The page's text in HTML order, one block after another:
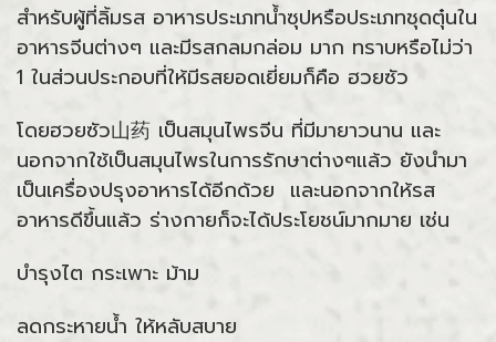
สำหรับผู้ที่ลิ้มรส อาหารประเภทน้ำซุปหรือประเภทชุดตุ๋นใน
อาหารจีนต่างๆ และมีรสกลมกล่อม มาก ทราบหรือไม่ว่า
1 ในส่วนประกอบที่ให้มีรสยอดเยี่ยมก็คือ ฮวยซัว
โดยฮวยซัว山药 เป็นสมุนไพรจีน ที่มีมายาวนาน และ
นอกจากใช้เป็นสมุนไพรในการรักษาต่างๆแล้ว ยังนำมา
เป็นเครื่องปรุงอาหารได้อีกด้วย และนอกจากให้รส
อาหารดีขึ้นแล้ว ร่างกายก็จะได้ประโยชน์มากมาย เช่น
บำรุงไต กระเพาะ ม้าม
ลดกระหายน้ำ ให้หลับสบาย